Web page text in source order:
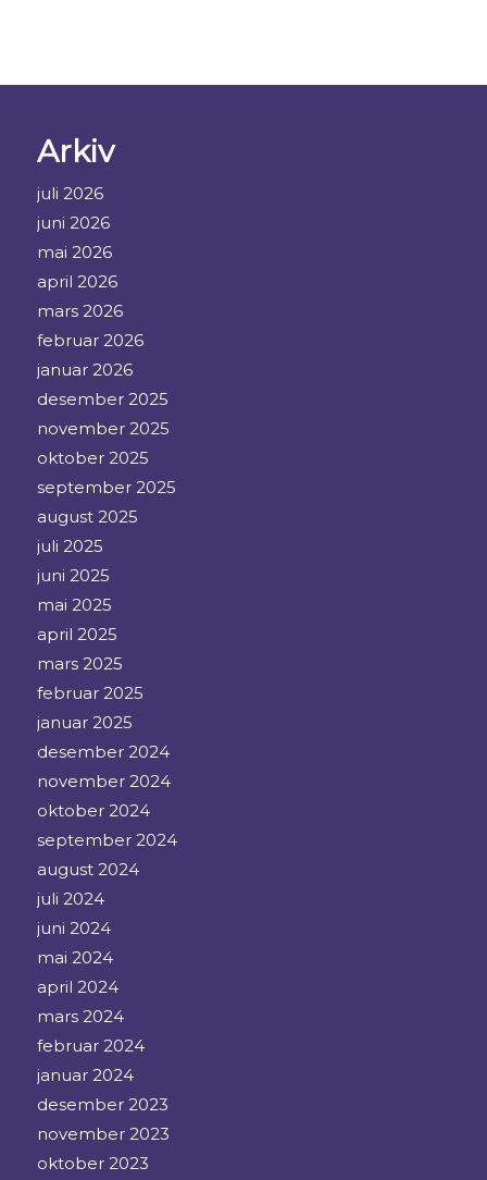
Arkiv
juli 2026
juni 2026
mai 2026
april 2026
mars 2026
februar 2026
januar 2026
desember 2025
november 2025
oktober 2025
september 2025
august 2025
juli 2025
juni 2025
mai 2025
april 2025
mars 2025
februar 2025
januar 2025
desember 2024
november 2024
oktober 2024
september 2024
august 2024
juli 2024
juni 2024
mai 2024
april 2024
mars 2024
februar 2024
januar 2024
desember 2023
november 2023
oktober 2023